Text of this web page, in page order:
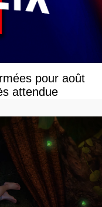
pour août
attendue